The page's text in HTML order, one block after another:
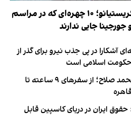
لیست ممنوعه کریستیانو؛ ۱۰ چهره‌ای که در مراسم
جایی ندارند
آشکارا در پی جذب نیرو برای گذر از
اسلامی است
روایت فداکاری‌های محمد صلاح؛ از سفرهای ۹ ساعته تا
ایران در دریای کاسپین قابل